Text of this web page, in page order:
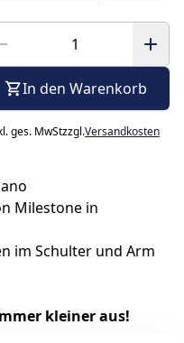
In den Warenkorb
ges. MwStzzgl.Versandkosten
Milestone in
im Schulter und Arm
kleiner aus!